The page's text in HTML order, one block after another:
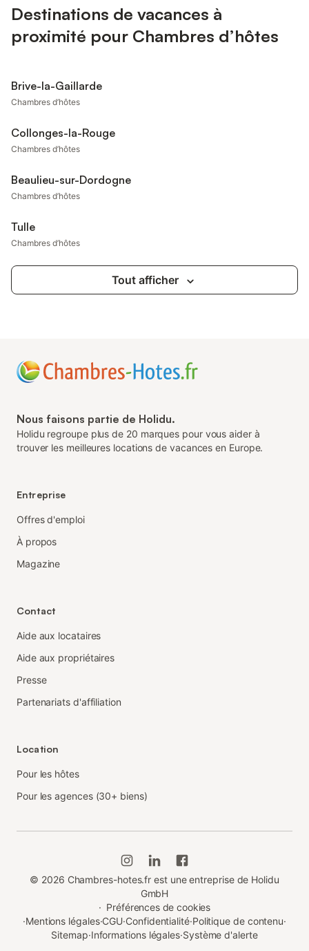
Destinations de vacances à
proximité pour Chambres d’hôtes
Brive-la-Gaillarde
Chambres d’hôtes
Collonges-la-Rouge
Chambres d’hôtes
Beaulieu-sur-Dordogne
Chambres d’hôtes
Tulle
Chambres d’hôtes
Tout afficher
Nous faisons partie de Holidu.
Holidu regroupe plus de 20 marques pour vous aider à
trouver les meilleures locations de vacances en Europe.
Entreprise
Offres d'emploi
À propos
Magazine
Contact
Aide aux locataires
Aide aux propriétaires
Presse
Partenariats d'affiliation
Location
Pour les hôtes
Pour les agences (30+ biens)
© 2026 Chambres-hotes.fr est une entreprise de Holidu
GmbH
· Préférences de cookies
·Mentions légales·CGU·Confidentialité·Politique de contenu·
Sitemap·Informations légales·Système d'alerte